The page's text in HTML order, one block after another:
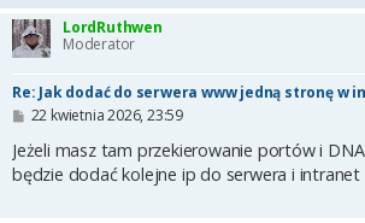
LordRuthwen
Moderator
Re: Jak dodać do serwera www jedną stronę w
P
s
22 kwietnia 2026, 23:59
Jeżeli masz tam przekierowanie portów i
będzie dodać kolejne ip do serwera i intranet